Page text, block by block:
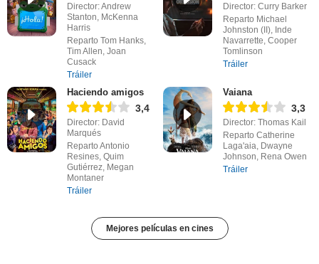
Director: Andrew
Stanton, McKenna
Harris
Reparto Tom Hanks,
Tim Allen, Joan
Cusack
Tráiler
Director: Curry Barker
Reparto Michael
Johnston (II), Inde
Navarrette, Cooper
Tomlinson
Tráiler
Haciendo amigos
3,4
Director: David
Marqués
Reparto Antonio
Resines, Quim
Gutiérrez, Megan
Montaner
Tráiler
Vaiana
3,3
Director: Thomas Kail
Reparto Catherine
Laga'aia, Dwayne
Johnson, Rena Owen
Tráiler
Mejores películas en cines